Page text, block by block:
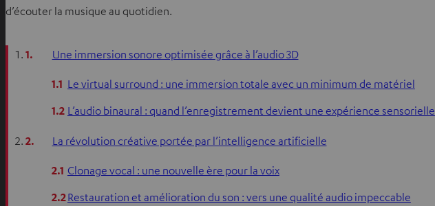
d’écouter la musique au quotidien.
1. Une immersion sonore optimisée grâce à l’audio 3D
1.1 Le virtual surround : une immersion totale avec un minimum de matériel
1.2 L’audio binaural : quand l’enregistrement devient une expérience sensorielle
2. La révolution créative portée par l’intelligence artificielle
2.1 Clonage vocal : une nouvelle ère pour la voix
2.2Restauration et amélioration du son : vers une qualité audio impeccable